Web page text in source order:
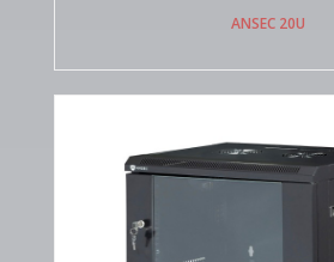
ANSEC 20U